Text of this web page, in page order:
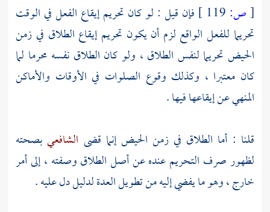
[ص:
فإن قيل : لو كان تحريم إيقاع الفعل في الوقت
تحريما للفعل الواقع لزم أن يكون تحريم إيقاع الطلاق في زمن
الحيض تحريما لنفس الطلاق ، ولو كان الطلاق نفسه محرما لما
كان معتبرا ، وكذلك وقوع الصلوات في الأوقات والأماكن
المنهي عن إيقاعها فيها .
قلنا : أما الطلاق في زمن الحيض إنما قضى الشافعي بصحته
لظهور صرف التحريم عنده عن أصل الطلاق وصفته ، إلى أمر
خارج ، وهو ما يفضي إليه من تطويل العدة لدليل دل عليه .